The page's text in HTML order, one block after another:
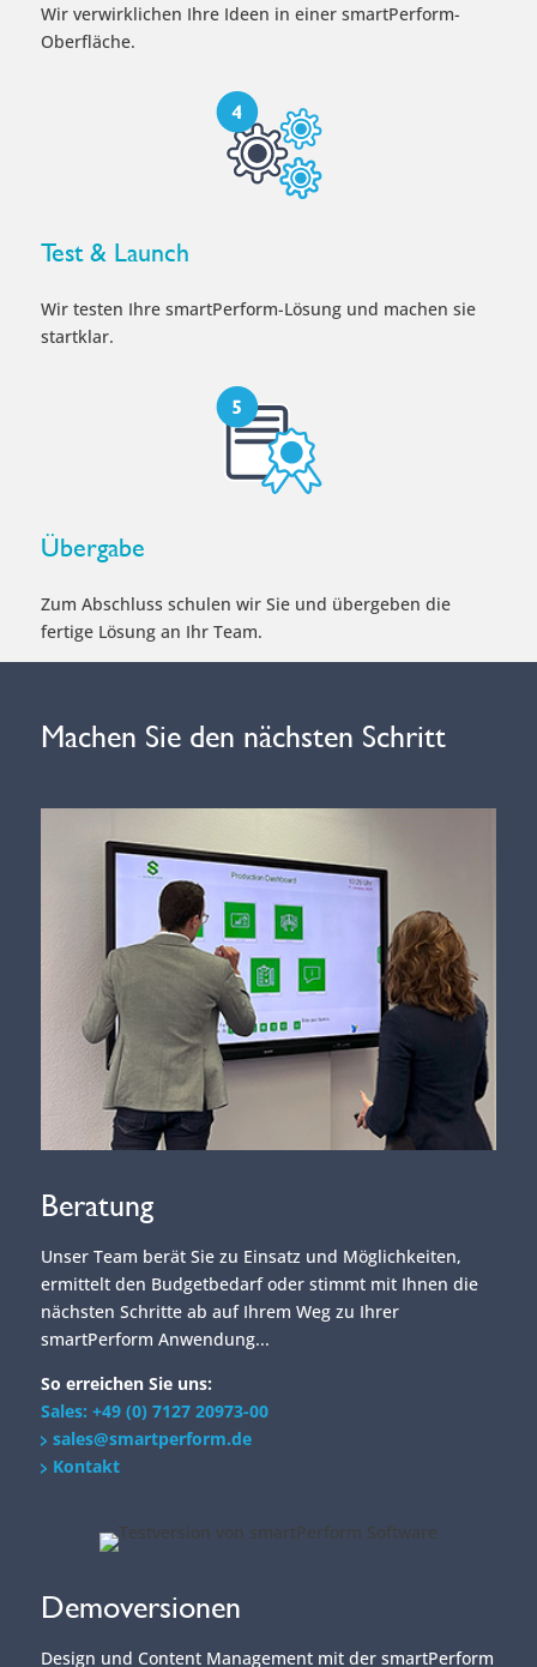
Wir verwirklichen Ihre Ideen in einer smartPerform-
Oberfläche.
Test & Launch
Wir testen Ihre smartPerform-Lösung und machen sie
startklar.
Übergabe
Zum Abschluss schulen wir Sie und übergeben die
fertige Lösung an Ihr Team.
Machen Sie den nächsten Schritt
Beratung
Unser Team berät Sie zu Einsatz und Möglichkeiten,
ermittelt den Budgetbedarf oder stimmt mit Ihnen die
nächsten Schritte ab auf Ihrem Weg zu Ihrer
smartPerform Anwendung...
So erreichen Sie uns:
Sales: +49 (0) 7127 20973-00
sales@smartperform.de
Kontakt
Demoversionen
Design und Content Management mit der smartPerform